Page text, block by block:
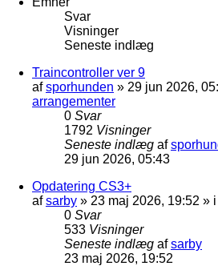
Svar
Visninger
Seneste indlæg
Traincontroller ver 9
afsporhunden » 29 jun 2026,
arrangementer
0 Svar
1792 Visninger
Seneste indlæg af
29 jun 2026, 05:43
Opdatering CS3+
afsarby » 23 maj 2026, 19:52 » i
0 Svar
533 Visninger
Seneste indlæg afsarby
23 maj 2026, 19:52